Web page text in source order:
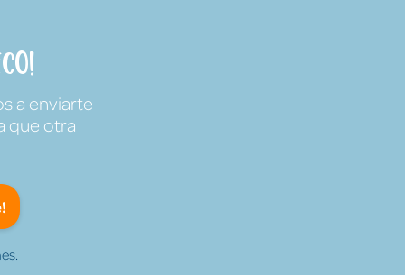
a enviarte
que otra